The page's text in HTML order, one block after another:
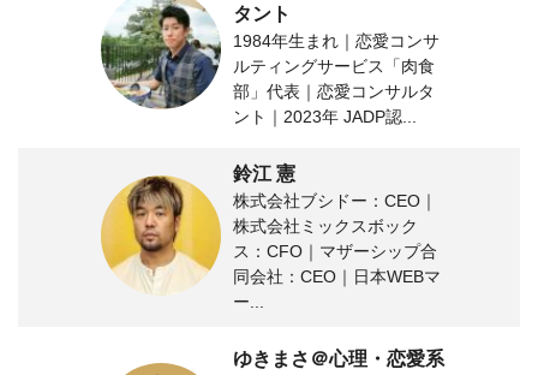
タント
1984年生まれ｜恋愛コンサ
ルティングサービス「肉食
部」代表｜恋愛コンサルタ
ント｜2023年 JADP認...
鈴江 憲
株式会社ブシドー：CEO｜
株式会社ミックスボック
ス：CFO｜マザーシップ合
同会社：CEO｜日本WEBマ
ー...
ゆきまさ＠心理・恋愛系